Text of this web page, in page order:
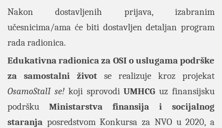
Nakon dostavljenih prijava, izabranim
učesnicima/ama će biti dostavljen detaljan program
rada radionica.
Edukativna radionica za OSI o uslugama podrške
za samostalni život se realizuje kroz projekat
OsamoStalI se!koji sprovodiUMHCG uz finansijsku
podršku Ministarstva finansija i socijalnog
staranja posredstvom Konkursa za NVO u 2020, a